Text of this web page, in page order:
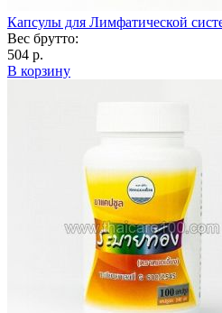
Капсулы для Лимфатической
Вес брутто:
504 р.
В корзину